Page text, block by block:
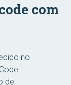
com
no
de